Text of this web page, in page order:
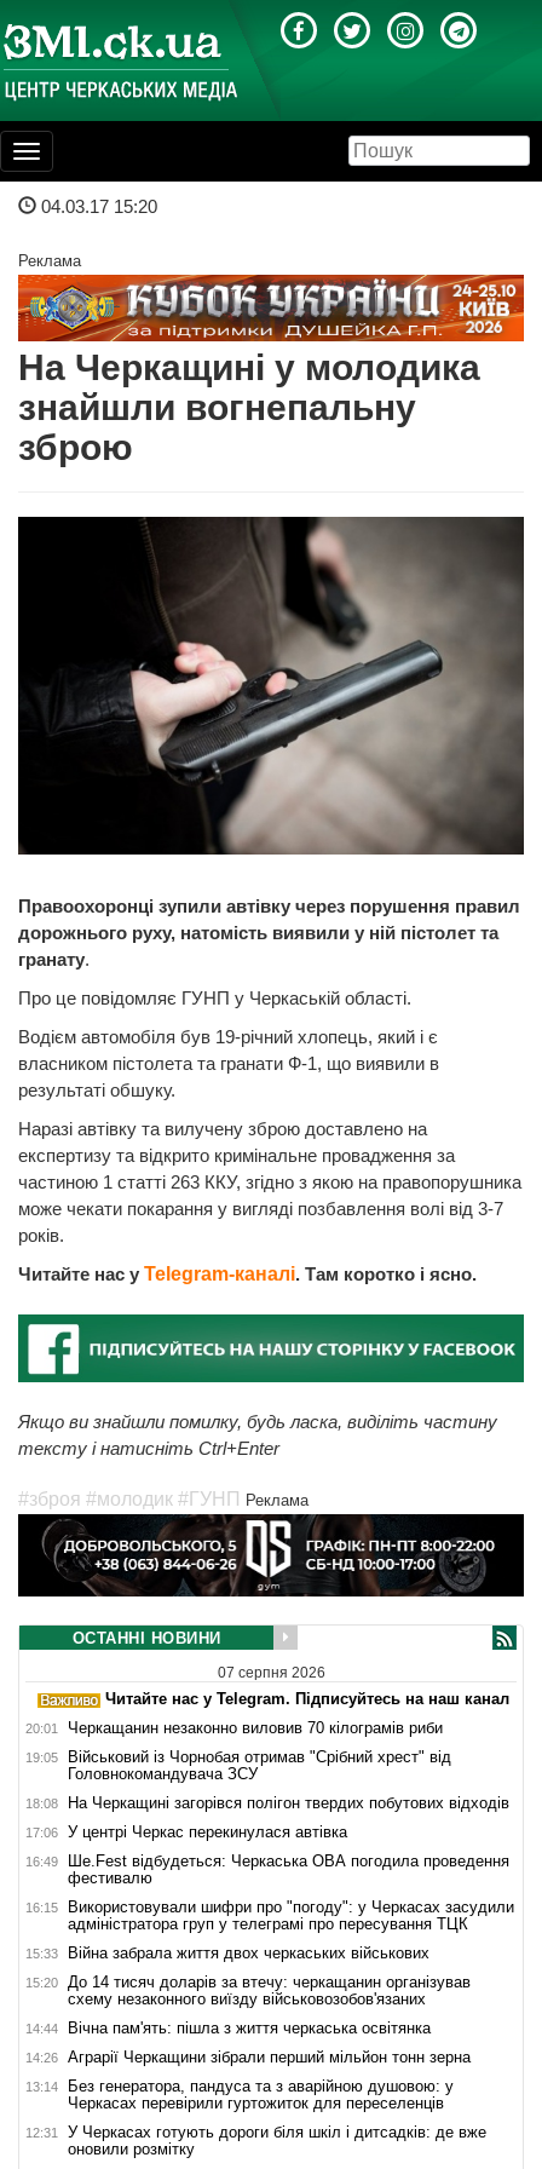
Toggle
navigation
04.03.17 15:20
Реклама
На Черкащині у молодика
знайшли вогнепальну
зброю
Правоохоронці зупили автівку через порушення правил
дорожнього руху, натомість виявили у ній пістолет та
гранату.
Про це повідомляє ГУНП у Черкаській області.
Водієм автомобіля був 19-річний хлопець, який і є
власником пістолета та гранати Ф-1, що виявили в
результаті обшуку.
Наразі автівку та вилучену зброю доставлено на
експертизу та відкрито кримінальне провадження за
частиною 1 статті 263 ККУ, згідно з якою на правопорушника
може чекати покарання у вигляді позбавлення волі від 3-7
років.
Читайте нас у Telegram-каналі. Там коротко і ясно.
Якщо ви знайшли помилку, будь ласка, виділіть частину
тексту і натисніть Ctrl+Enter
#зброя #молодик #ГУНП Реклама
ОСТАННІ НОВИНИ
07 серпня 2026
Читайте нас у Telegram. Підписуйтесь на наш канал
20:01 Черкащанин незаконно виловив 70 кілограмів риби
19:05
Військовий із Чорнобая отримав "Срібний хрест" від
Головнокомандувача ЗСУ
18:08 На Черкащині загорівся полігон твердих побутових відходів
17:06 У центрі Черкас перекинулася автівка
16:49
Ше.Fest відбудеться: Черкаська ОВА погодила проведення
фестивалю
16:15
Використовували шифри про "погоду": у Черкасах засудили
адміністратора груп у телеграмі про пересування ТЦК
15:33 Війна забрала життя двох черкаських військових
15:20
До 14 тисяч доларів за втечу: черкащанин організував
схему незаконного виїзду військовозобов'язаних
14:44 Вічна пам'ять: пішла з життя черкаська освітянка
14:26 Аграрії Черкащини зібрали перший мільйон тонн зерна
13:14
Без генератора, пандуса та з аварійною душовою: у
Черкасах перевірили гуртожиток для переселенців
12:31
У Черкасах готують дороги біля шкіл і дитсадків: де вже
оновили розмітку